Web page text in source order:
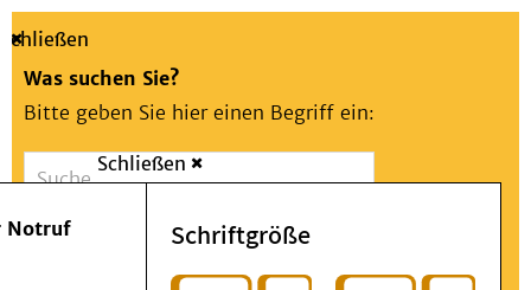
Suche
Schließen
Was suchen Sie?
Bitte geben Sie hier einen Begriff ein:
Suchen
Notfall
Schließen
Notruf Schriftgröße
Menü